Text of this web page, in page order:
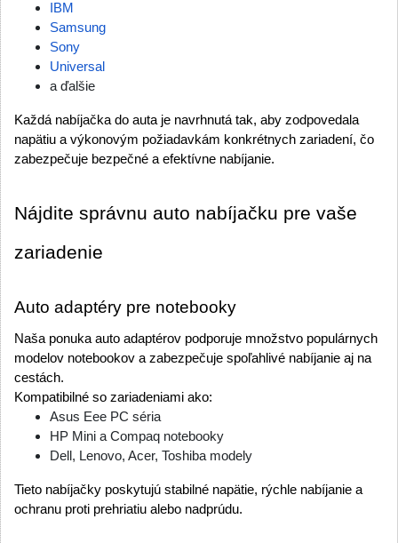
IBM
Samsung
Sony
Universal
a ďalšie
Každá nabíjačka do auta je navrhnutá tak, aby zodpovedala
napätiu a výkonovým požiadavkám konkrétnych zariadení, čo
zabezpečuje bezpečné a efektívne nabíjanie.
Nájdite správnu auto nabíjačku pre vaše
zariadenie
Auto adaptéry pre notebooky
Naša ponuka auto adaptérov podporuje množstvo populárnych
modelov notebookov a zabezpečuje spoľahlivé nabíjanie aj na
cestách.
Kompatibilné so zariadeniami ako:
Asus Eee PC séria
HP Mini a Compaq notebooky
Dell, Lenovo, Acer, Toshiba modely
Tieto nabíjačky poskytujú stabilné napätie, rýchle nabíjanie a
ochranu proti prehriatiu alebo nadprúdu.